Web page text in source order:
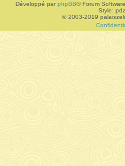
Développé par phpBB® Forum
Style:
© 2003-2019